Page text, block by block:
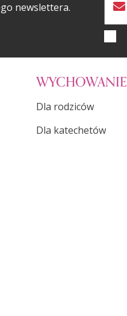
newslettera.
WYCHOWANIE
Dla rodziców
Dla katechetów